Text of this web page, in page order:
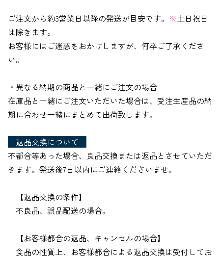
ご注文から約3営業日以降の発送が目安です。 ※土日祝日
は除きます。
お客様にはご迷惑をおかけしますが、何卒ご了承くださ
い。
・異なる納期の商品と一緒にご注文の場合
在庫品と一緒にご注文いただいた場合は、受注生産品の納
期に合わせ一緒にまとめて出荷致します。
返品交換について
不都合等あった場合、良品交換または返品とさせていただ
きます。発送後7日以内にご連絡くださいませ。
【返品交換の条件】
不良品、誤品配送の場合。
【お客様都合の返品、キャンセルの場合】
食品の性質上、お客様都合による返品交換は受付してお